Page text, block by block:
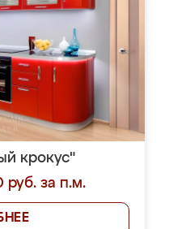
крокус"
руб. за п.м.